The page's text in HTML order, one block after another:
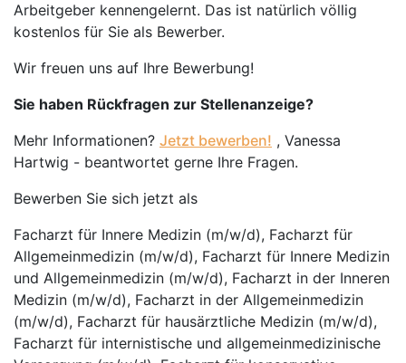
Arbeitgeber kennengelernt. Das ist natürlich völlig
kostenlos für Sie als Bewerber.
Wir freuen uns auf Ihre Bewerbung!
Sie haben Rückfragen zur Stellenanzeige?
Mehr Informationen? Jetzt bewerben! , Vanessa
Hartwig - beantwortet gerne Ihre Fragen.
Bewerben Sie sich jetzt als
Facharzt für Innere Medizin (m/w/d), Facharzt für
Allgemeinmedizin (m/w/d), Facharzt für Innere Medizin
und Allgemeinmedizin (m/w/d), Facharzt in der Inneren
Medizin (m/w/d), Facharzt in der Allgemeinmedizin
(m/w/d), Facharzt für hausärztliche Medizin (m/w/d),
Facharzt für internistische und allgemeinmedizinische